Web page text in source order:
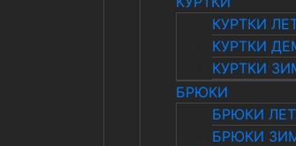
КУРТКИ
КУРТКИ
КУРТКИ
БРЮКИ
БРЮКИ
БРЮКИ